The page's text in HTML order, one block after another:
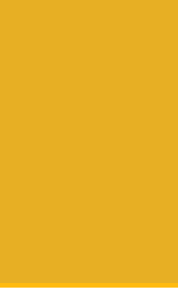
Linkedin